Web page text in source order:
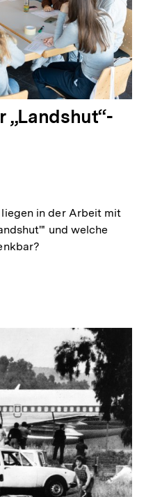
„Landshut“-
in der Arbeit mit
und welche